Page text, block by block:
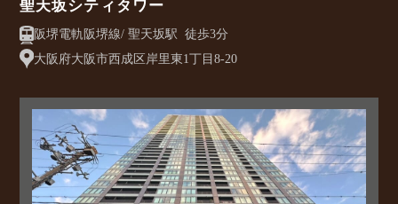
聖天坂シティタワー
阪堺電軌阪堺線/ 聖天坂駅 徒歩3分
大阪府大阪市西成区岸里東1丁目8-20